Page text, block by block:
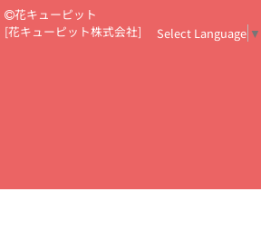
ール
新築引っ越し祝いコラム お祝い
場上司や先輩へ贈るお祝い花の正解は？
あり)
花キューピット×専門家
CO2排
花キューピット
[花キューピット株式会社] Select Language ▼